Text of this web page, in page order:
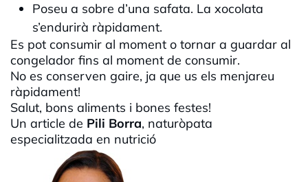
Poseu a sobre d’una safata. La xocolata
s’endurirà ràpidament.
Es pot consumir al moment o tornar a guardar al
congelador fins al moment de consumir.
No es conserven gaire, ja que us els menjareu
ràpidament!
Salut, bons aliments i bones festes!
Un article de Pili Borra, naturòpata
especialitzada en nutrició